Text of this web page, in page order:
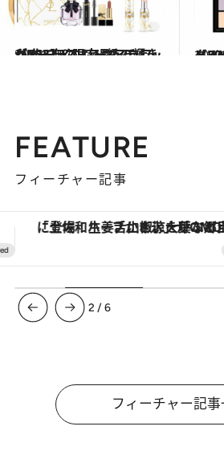
2023.9.27
【YSL】クリスマスコフレ2023 ＆限定品をチェック！ ジュエリー級の輝きが唯一無二
ビューティ＆ヘルス 【KATE】クリスマスコフレ
ビュ
FEATURE
フィーチャー記事
【銀座で出合う最旬美容】美髪ケアや上質な眠り…セルフケアのアップデートから、特別な名入れギフトまで。大人のための「
3 /6
フィーチャー記